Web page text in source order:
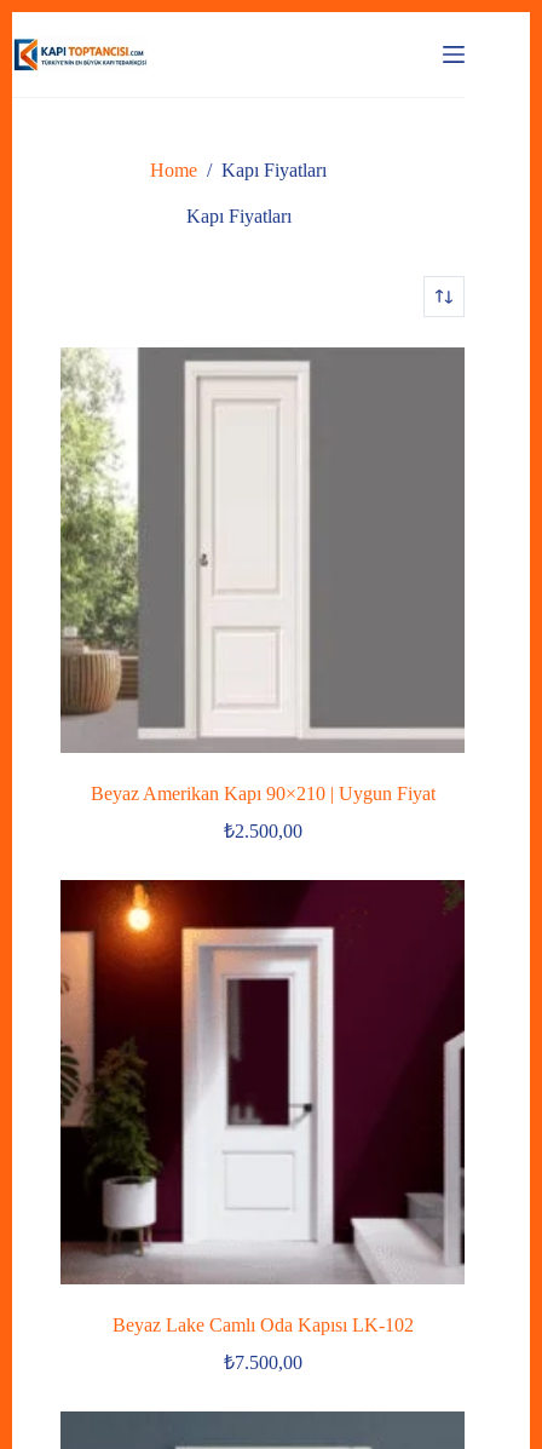
to
content
Home / Kapı Fiyatları
Kapı Fiyatları
Beyaz Amerikan Kapı 90×210 | Uygun Fiyat
₺2.500,00
Beyaz Lake Camlı Oda Kapısı LK-102
₺7.500,00